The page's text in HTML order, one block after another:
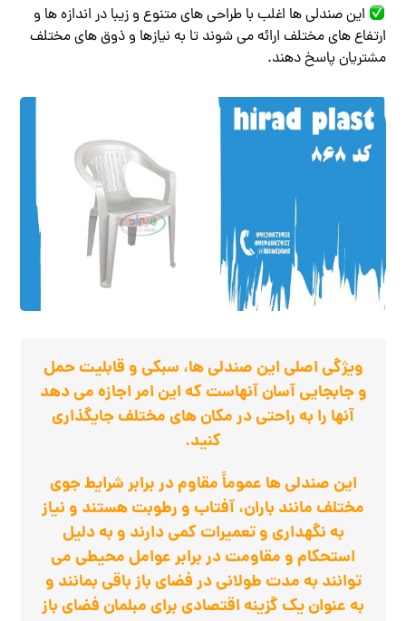
این صندلی‌ ها اغلب با طراحی ‌های متنوع و زیبا در اندازه ‌ها و
ارتفاع ‌های مختلف ارائه می ‌شوند تا به نیازها و ذوق‌ های مختلف
مشتریان پاسخ دهند.
ویژگی اصلی این صندلی ‌ها، سبکی و قابلیت حمل
و جابجایی آسان آنهاست که این امر اجازه می‌ دهد
آنها را به راحتی در مکان‌ های مختلف جایگذاری
کنید.
این صندلی ‌ها عموماً مقاوم در برابر شرایط جوی
مختلف مانند باران، آفتاب و رطوبت هستند و نیاز
به نگهداری و تعمیرات کمی دارند و به دلیل
استحکام و مقاومت در برابر عوامل محیطی می
‌توانند به مدت طولانی در فضای باز باقی بمانند و
به عنوان یک گزینه اقتصادی برای مبلمان فضای باز